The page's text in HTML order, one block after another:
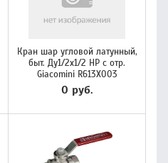
Кран шар угловой латунный,
быт. Ду1/2х1/2 НР с отр.
Giacomini R613X003
0 руб.